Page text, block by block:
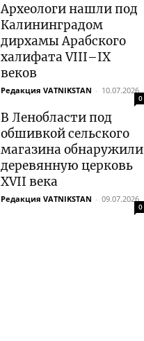
Археологи нашли под
Калининградом
дирхамы Арабского
халифата VIII–IX
веков
Редакция VATNIKSTAN - 10.07.2026
0
В Ленобласти под
обшивкой сельского
магазина обнаружили
деревянную церковь
XVII века
Редакция VATNIKSTAN - 09.07.2026
0